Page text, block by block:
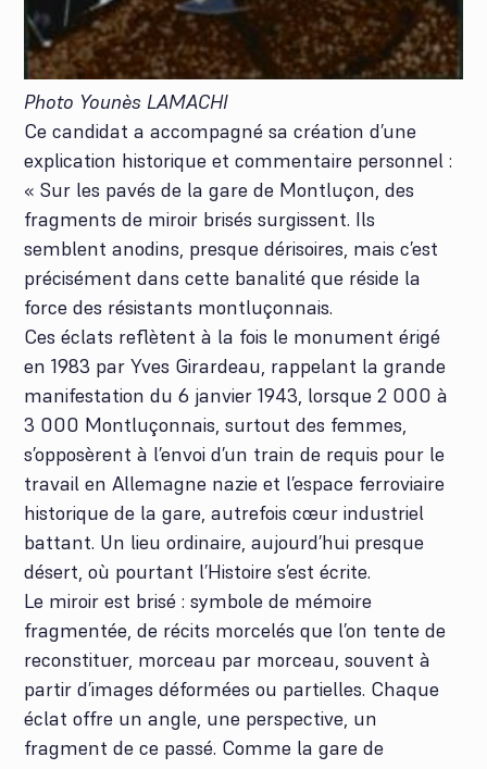
Photo Younès LAMACHI
Ce candidat a accompagné sa création d’une
explication historique et commentaire personnel :
« Sur les pavés de la gare de Montluçon, des
fragments de miroir brisés surgissent. Ils
semblent anodins, presque dérisoires, mais c’est
précisément dans cette banalité que réside la
force des résistants montluçonnais.
Ces éclats reflètent à la fois le monument érigé
en 1983 par Yves Girardeau, rappelant la grande
manifestation du 6 janvier 1943, lorsque 2 000 à
3 000 Montluçonnais, surtout des femmes,
s’opposèrent à l’envoi d’un train de requis pour le
travail en Allemagne nazie et l’espace ferroviaire
historique de la gare, autrefois cœur industriel
battant. Un lieu ordinaire, aujourd’hui presque
désert, où pourtant l’Histoire s’est écrite.
Le miroir est brisé : symbole de mémoire
fragmentée, de récits morcelés que l’on tente de
reconstituer, morceau par morceau, souvent à
partir d’images déformées ou partielles. Chaque
éclat offre un angle, une perspective, un
fragment de ce passé. Comme la gare de